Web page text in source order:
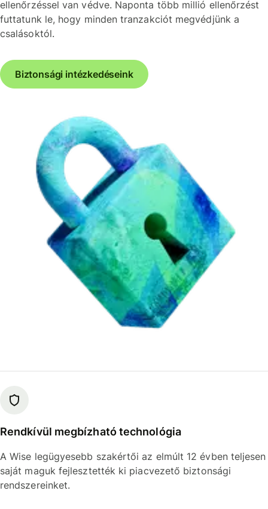
ellenőrzéssel van védve. Naponta több millió ellenőrzést
futtatunk le, hogy minden tranzakciót megvédjünk a
csalásoktól.
Biztonsági intézkedéseink
Rendkívül megbízható technológia
A Wise legügyesebb szakértői az elmúlt 12 évben teljesen
saját maguk fejlesztették ki piacvezető biztonsági
rendszereinket.